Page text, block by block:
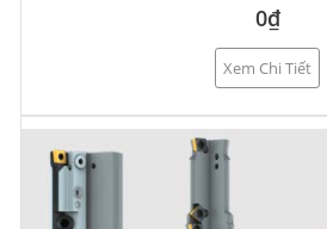
0₫
Xem Chi Tiết